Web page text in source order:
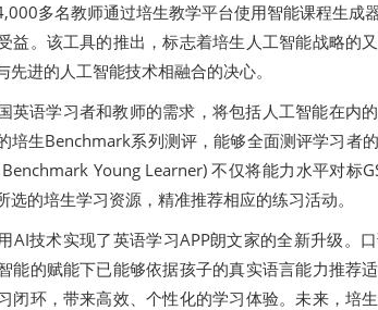
多名教师通过培生教学平台使用智能课程生成
益。该工具的推出，标志着培生人工智能战略的
先进的人工智能技术相融合的决心。
英语学习者和教师的需求，将包括人工智能在内
培生Benchmark系列测评，能够全面测评学习者
Benchmark Young Learner) 不仅将能力水平对标
选的培生学习资源，精准推荐相应的练习活动。
AI技术实现了英语学习APP朗文家的全新升级。
能的赋能下已能够依据孩子的真实语言能力推荐
闭环，带来高效、个性化的学习体验。未来，培